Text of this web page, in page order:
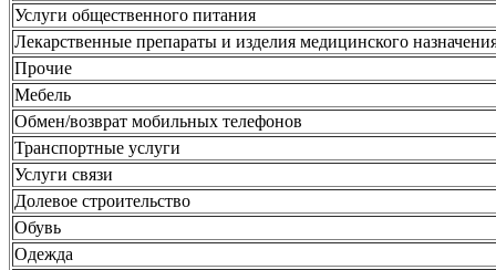
Услуги общественного питания
Лекарственные препараты и изделия медицинского
Прочие
Мебель
Обмен/возврат мобильных телефонов
Транспортные услуги
Услуги связи
Долевое строительство
Обувь
Одежда